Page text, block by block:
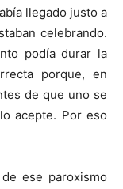
llegado justo a
celebrando.
podía durar la
porque, en
de que uno se
acepte. Por eso
ese paroxismo